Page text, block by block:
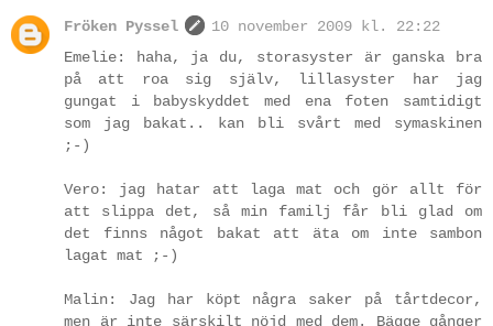
Fröken Pyssel
10 november 2009 kl. 22:22
Emelie: haha, ja du, storasyster är ganska bra
på att roa sig själv, lillasyster har jag
gungat i babyskyddet med ena foten samtidigt
som jag bakat.. kan bli svårt med symaskinen
;-)
Vero: jag hatar att laga mat och gör allt för
att slippa det, så min familj får bli glad om
det finns något bakat att äta om inte sambon
lagat mat ;-)
Malin: Jag har köpt några saker på tårtdecor,
men är inte särskilt nöjd med dem. Bägge gånger